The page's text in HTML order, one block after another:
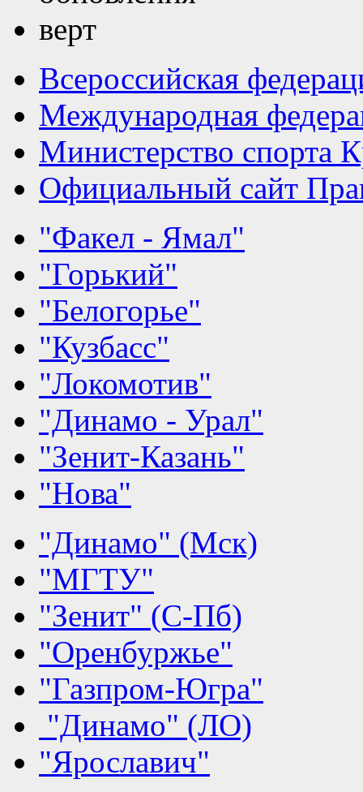
Всероссийская
Международная
Министерство спорта
Официальный сайт
"Факел - Ямал"
"Горький"
"Белогорье"
"Кузбасс"
"Локомотив"
"Динамо - Урал"
"Зенит-Казань"
"Нова"
"Динамо" (Мск)
"МГТУ"
"Зенит" (С-Пб)
"Оренбуржье"
"Газпром-Югра"
"Динамо" (ЛО)
"Ярославич"